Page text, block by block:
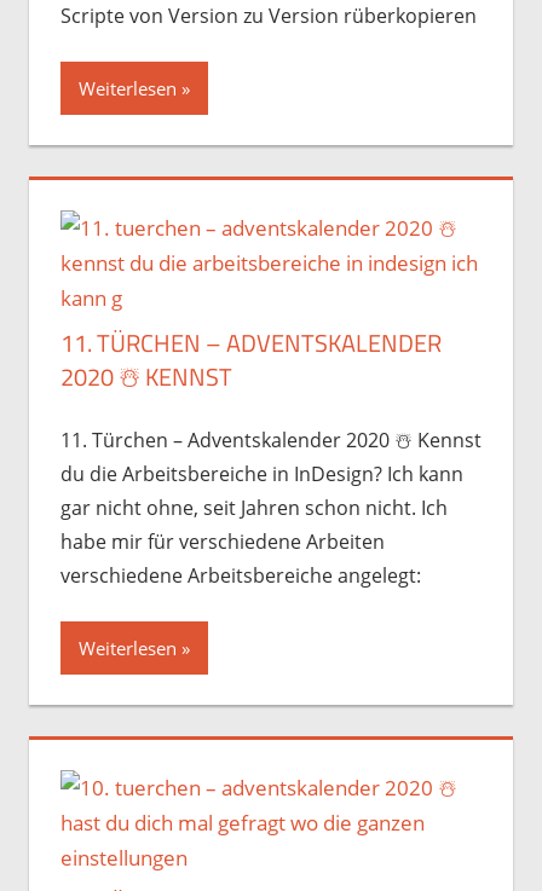
Scripte von Version zu Version rüberkopieren
Weiterlesen
11. TÜRCHEN – ADVENTSKALENDER
2020 ☃️️ KENNST
11. Türchen – Adventskalender 2020 ☃️️ Kennst
du die Arbeitsbereiche in InDesign? Ich kann
gar nicht ohne, seit Jahren schon nicht. Ich
habe mir für verschiedene Arbeiten
verschiedene Arbeitsbereiche angelegt:
Weiterlesen